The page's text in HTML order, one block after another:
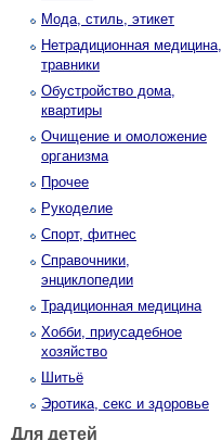
Мода, стиль, этикет
Нетрадиционная медицина,
травники
Обустройство дома,
квартиры
Очищение и омоложение
организма
Прочее
Рукоделие
Спорт, фитнес
Справочники,
энциклопедии
Традиционная медицина
Хобби, приусадебное
хозяйство
Шитьё
Эротика, секс и здоровье
Для детей